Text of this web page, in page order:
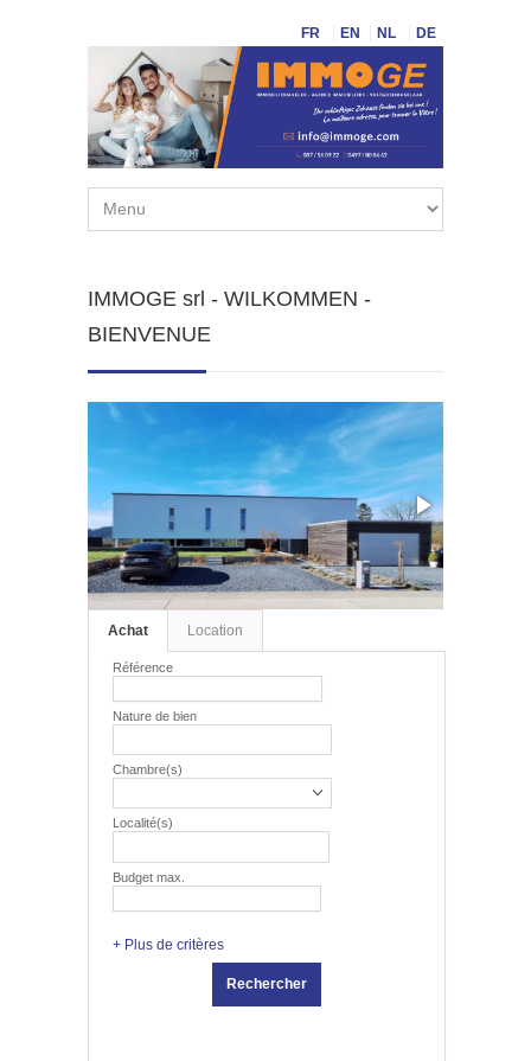
FR EN NL DE
IMMOGE srl - WILKOMMEN -
BIENVENUE
Achat Location
Référence
Nature de bien
Chambre(s)
Localité(s)
Budget max.
+ Plus de critères
Rechercher